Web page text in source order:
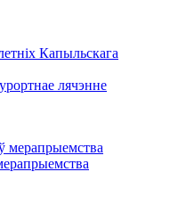
Капыльскага
лячэнне